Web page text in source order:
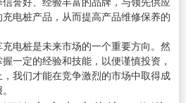
电桩产品，从而提高产品维修保养的
电桩是未来市场的一个重要方向。然
一定的经验和技能，以便谨慎投资，
我们才能在竞争激烈的市场中取得成